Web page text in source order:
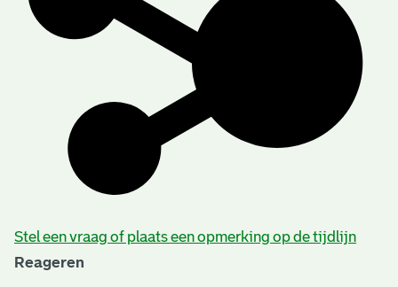
Stel een vraag of plaats een opmerking op de tijdlijn
Reageren